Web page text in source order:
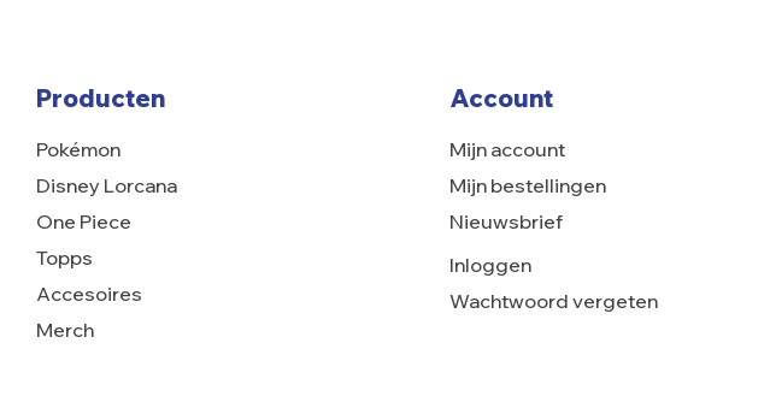
Producten
Pokémon
Disney Lorcana
One Piece
Topps
Accesoires
Merch
Account
Mijn account
Mijn bestellingen
Nieuwsbrief
Inloggen
Wachtwoord vergeten